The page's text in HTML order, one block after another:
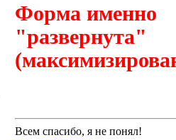
Форма именно
"развернута"
Всем спасибо, я не понял!